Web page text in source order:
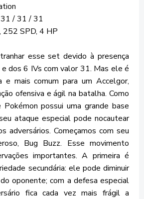
/ 31 / 31
SPD, 4 HP
esse set devido à presença
dos 6 IVs com valor 31. Mas ele é
e mais comum para um Accelgor,
ofensiva e ágil na batalha. Como
Pokémon possui uma grande base
ataque especial pode nocautear
adversários. Começamos com seu
Bug Buzz. Esse movimento
importantes. A primeira é
secundária: ele pode diminuir
oponente; com a defesa especial
fica cada vez mais frágil a